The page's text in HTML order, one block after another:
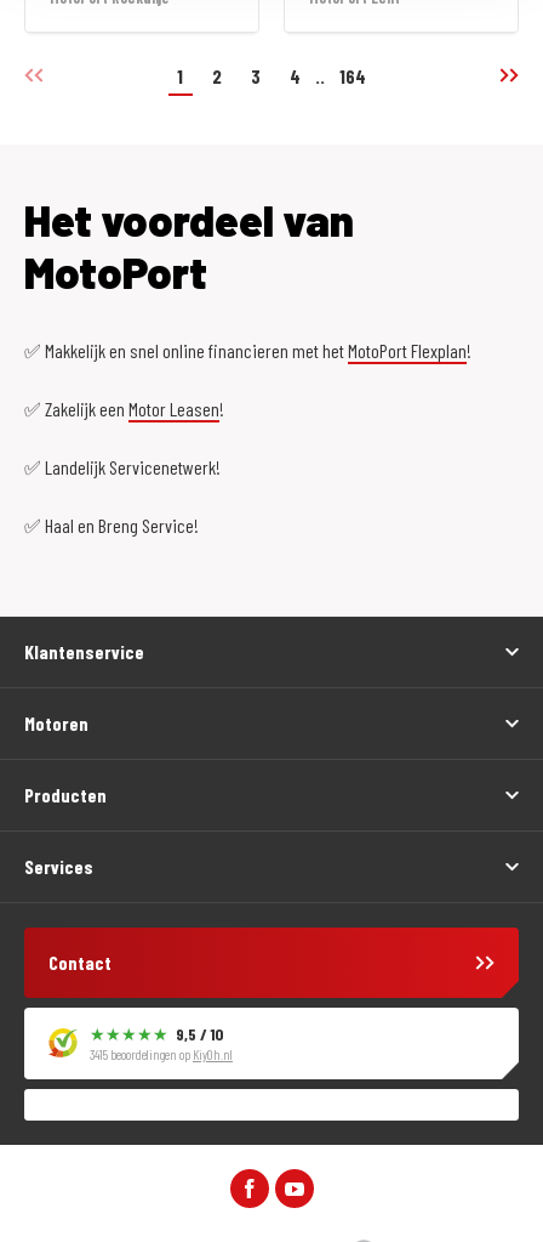
1 2 3 4 .. 164
Het voordeel van
MotoPort
✅ Makkelijk en snel online financieren met hetMotoPort Flexplan!
✅ Zakelijk een Motor Leasen!
✅ Landelijk Servicenetwerk!
✅ Haal en Breng Service!
Klantenservice
Motoren
Producten
Services
Contact
9,5 / 10
3415 beoordelingen op KiyOh.nl